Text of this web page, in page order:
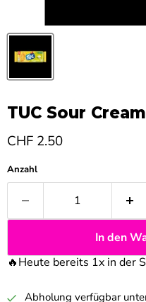
TUC Sour
Aktueller Preis
CHF 2.50
Anzahl
In den
🔥Heute bereits 1x in der
Abholung verfügbar